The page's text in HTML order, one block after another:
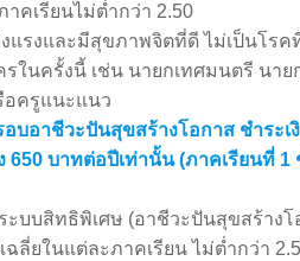
าคเรียนไม่ต่ำกว่า 2.50
รงและมีสุขภาพจิตที่ดี ไม่เป็นโรค
ในครั้งนี้ เช่น นายกเทศมนตรี นา
อครูแนะแนว
บอาชีวะปันสุขสร้างโอกาส ชำระ
บาทต่อปีเท่านั้น (ภาคเรียนที่ 1
ะบบสิทธิพิเศษ (อาชีวะปันสุขสร้าง
ฉลี่ยในแต่ละภาคเรียน ไม่ต่ำกว่า